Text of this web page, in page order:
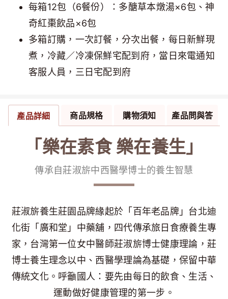
每箱12包（6餐份）：多醣草本燉湯×6包、神
奇紅棗飲品×6包
多箱訂購，一次訂餐，分次出餐，每日新鮮現
煮，冷藏／冷凍保鮮宅配到府，當日來電通知
客服人員，三日宅配到府
產品詳細 商品規格 購物須知 產品問與答
「樂在素食 樂在養生」
傳承自莊淑旂中西醫學博士的養生智慧
莊淑旂養生莊園品牌緣起於「百年老品牌」台北迪
化街「廣和堂」中藥舖，四代傳承旅日食療養生專
家，台灣第一位女中醫師莊淑旂博士健康理論，莊
博士養生理念以中、西醫學理論為基礎，保留中華
傳統文化。呼籲國人：要先由每日的飲食、生活、
運動做好健康管理的第一步。